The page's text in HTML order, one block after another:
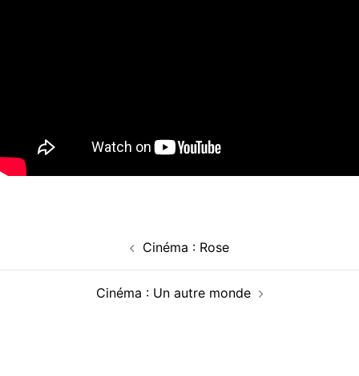
Cinéma : Rose
Cinéma : Un autre monde